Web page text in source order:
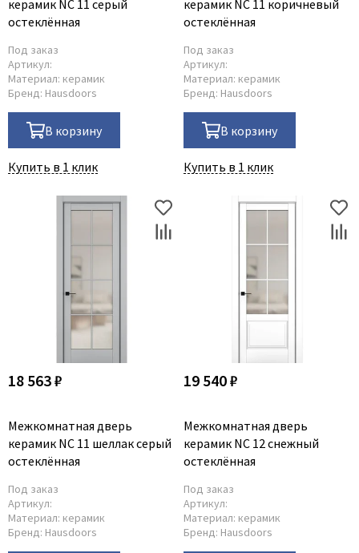
керамик NC 11 серый
остеклённая
Под заказ
Артикул:
Материал: керамик
Бренд: Hausdoors
В корзину
Купить в 1 клик
керамик NC 11 коричневый
остеклённая
Под заказ
Артикул:
Материал: керамик
Бренд: Hausdoors
В корзину
Купить в 1 клик
18 563 ₽
Межкомнатная дверь
керамик NC 11 шеллак серый
остеклённая
Под заказ
Артикул:
Материал: керамик
Бренд: Hausdoors
19 540 ₽
Межкомнатная дверь
керамик NC 12 снежный
остеклённая
Под заказ
Артикул:
Материал: керамик
Бренд: Hausdoors